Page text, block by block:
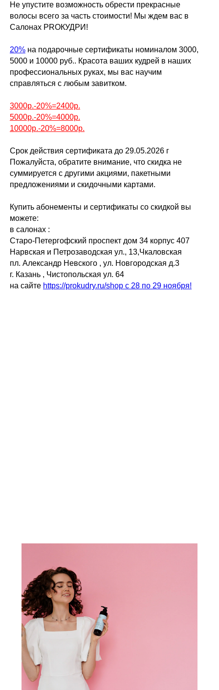
Не упустите возможность обрести прекрасные
волосы всего за часть стоимости! Мы ждем вас в
Салонах PROКУДРИ!
20% на подарочные сертификаты номиналом 3000,
5000 и 10000 руб.. Красота ваших кудрей в наших
профессиональных руках, мы вас научим
справляться с любым завитком.
3000р.-20%=2400р.
5000р.-20%=4000р.
10000р.-20%=8000р.
Срок действия сертификата до 29.05.2026 г
Пожалуйста, обратите внимание, что скидка не
суммируется с другими акциями, пакетными
предложениями и скидочными картами.
Купить абонементы и сертификаты со скидкой вы
можете:
в салонах :
Старо-Петергофский проспект дом 34 корпус 407
Нарвская и Петрозаводская ул., 13,Чкаловская
пл. Александр Невского , ул. Новгородская д.3
г. Казань , Чистопольская ул. 64
на сайте https://prokudry.ru/shop с 28 по 29 ноября!